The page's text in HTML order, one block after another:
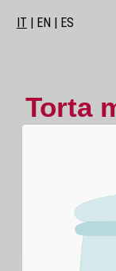
IT EN ES
Torta
Soffice torta al
per deliziare il